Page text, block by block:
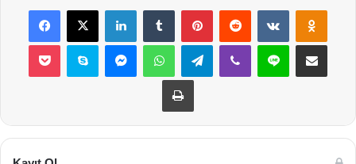
Facebook
X LinkedInTumblr PinterestReddit VKontakte
Pocket Skype MessengerWhatsAppTelegramViber Line E-Posta ile
Yazdır